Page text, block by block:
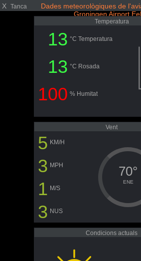
X Tanca
Dades meteorològiques de
Groningen Airport
Temperatura
13 °C Temperatura
13 °C Rosada
100 % Humitat
Vent
5 KM/H
3 MPH
1 M/S
3 NUS
70°
ENE
Condicions actuals